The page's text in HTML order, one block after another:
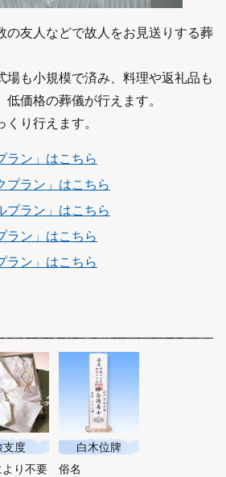
の友人などで故人をお見送りする葬
場も小規模で済み、料理や返礼品も
価格の葬儀が行えます。
り行えます。
ラン」はこちら
プラン」はこちら
プラン」はこちら
ラン」はこちら
ラン」はこちら
支度
り不要
白木位牌
俗名